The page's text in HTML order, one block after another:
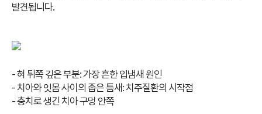
발견됩니다.
- 혀 뒤쪽 깊은 부분: 가장 흔한 입냄새 원인
- 치아와 잇몸 사이의 좁은 틈새: 치주질환의 시작점
- 충치로 생긴 치아 구멍 안쪽